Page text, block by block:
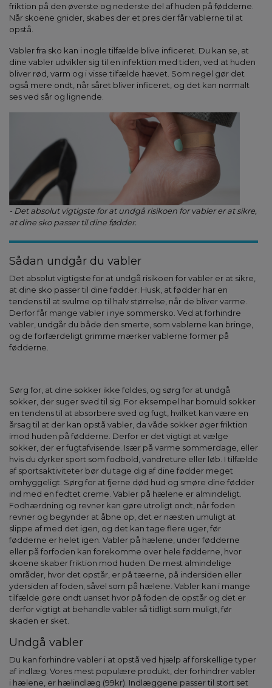
friktion på den øverste og nederste del af huden på fødderne.
Når skoene gnider, skabes der et pres der får vablerne til at
opstå.
Vabler fra sko kan i nogle tilfælde blive inficeret. Du kan se, at
dine vabler udvikler sig til en infektion med tiden, ved at huden
bliver rød, varm og i visse tilfælde hævet. Som regel gør det
også mere ondt, når såret bliver inficeret, og det kan normalt
ses ved sår og lignende.
- Det absolut vigtigste for at undgå risikoen for vabler er at sikre,
at dine sko passer til dine fødder.
Sådan undgår du vabler
Det absolut vigtigste for at undgå risikoen for vabler er at sikre,
at dine sko passer til dine fødder. Husk, at fødder har en
tendens til at svulme op til halv størrelse, når de bliver varme.
Derfor får mange vabler i nye sommersko. Ved at forhindre
vabler, undgår du både den smerte, som vablerne kan bringe,
og de forfærdeligt grimme mærker vablerne former på
fødderne.
Sørg for, at dine sokker ikke foldes, og sørg for at undgå
sokker, der suger sved til sig. For eksempel har bomuld sokker
en tendens til at absorbere sved og fugt, hvilket kan være en
årsag til at der kan opstå vabler, da våde sokker øger friktion
imod huden på fødderne. Derfor er det vigtigt at vælge
sokker, der er fugtafvisende. Især på varme sommerdage, eller
hvis du dyrker sport som fodbold, vandreture eller løb. I tilfælde
af sportsaktiviteter bør du tage dig af dine fødder meget
omhyggeligt. Sørg for at fjerne død hud og smøre dine fødder
ind med en fedtet creme. Vabler på hælene er almindeligt.
Fodhærdning og revner kan gøre utroligt ondt, når foden
revner og begynder at åbne op, det er næsten umuligt at
slippe af med det igen, og det kan tage flere uger, før
fødderne er helet igen. Vabler på hælene, under fødderne
eller på forfoden kan forekomme over hele fødderne, hvor
skoene skaber friktion mod huden. De mest almindelige
områder, hvor det opstår, er på tæerne, på indersiden eller
ydersiden af foden, såvel som på hælene. Vabler kan i mange
tilfælde gøre ondt uanset hvor på foden de opstår og det er
derfor vigtigt at behandle vabler så tidligt som muligt, før
skaden er sket.
Undgå vabler
Du kan forhindre vabler i at opstå ved hjælp af forskellige typer
af indlæg. Vores mest populære produkt, der forhindrer vabler
i hælene, er hælindlæg (99kr). Indlæggene passer til stort set